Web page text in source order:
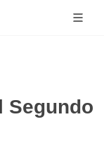
Segundo